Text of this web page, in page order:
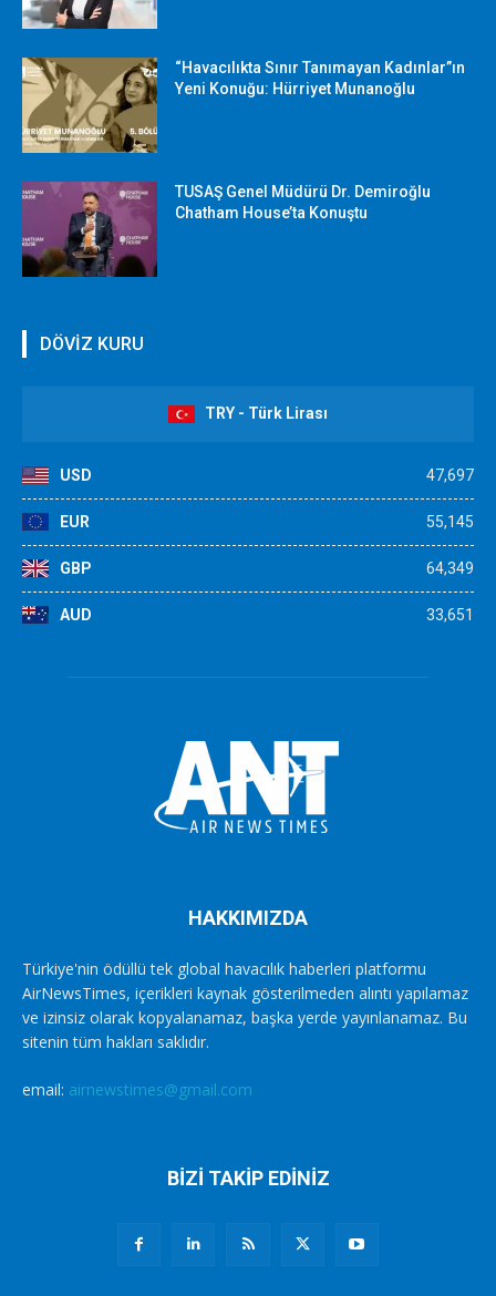
“Havacılıkta Sınır Tanımayan Kadınlar”ın
Yeni Konuğu: Hürriyet Munanoğlu
TUSAŞ Genel Müdürü Dr. Demiroğlu
Chatham House’ta Konuştu
DÖVİZ KURU
TRY - Türk Lirası
USD 47,697
EUR 55,145
GBP 64,349
AUD 33,651
HAKKIMIZDA
Türkiye'nin ödüllü tek global havacılık haberleri platformu
AirNewsTimes, içerikleri kaynak gösterilmeden alıntı yapılamaz
ve izinsiz olarak kopyalanamaz, başka yerde yayınlanamaz. Bu
sitenin tüm hakları saklıdır.
email: airnewstimes@gmail.com
BİZİ TAKİP EDİNİZ